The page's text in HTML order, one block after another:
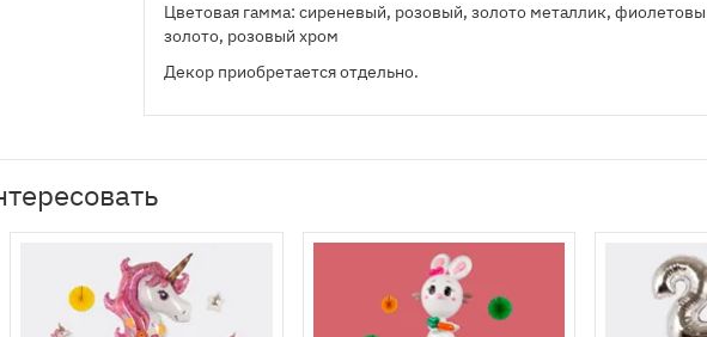
Цветовая гамма: сиреневый, розовый, золото металлик,
золото, розовый хром
Декор приобретается отдельно.